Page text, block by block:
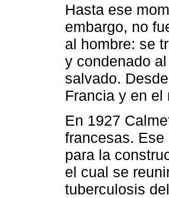
Hasta ese
embargo, no
al hombre: se
y condenado
salvado.
Francia y en el
En 1927
francesas.
para la
el cual se
tuberculosis